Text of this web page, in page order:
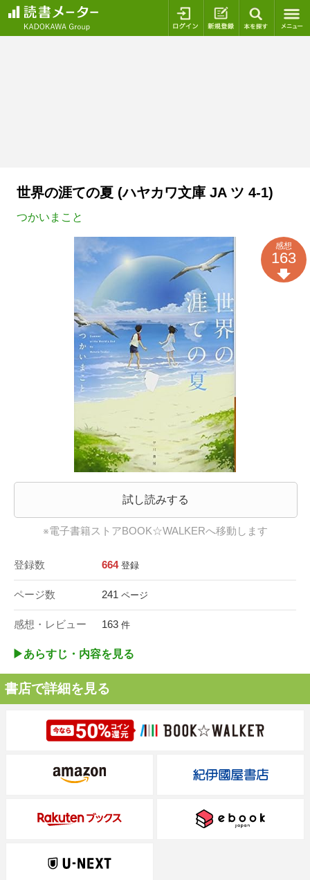
ログイン 新規登録
世界の涯ての夏 (ハヤカワ文庫 JA ツ 4-1)
つかいまこと
試し読みする
※電子書籍ストアBOOK☆WALKERへ移動します
登録数 664 登録
ページ数 241 ページ
感想・レビュー 163 件
感想
163
▶︎あらすじ・内容を見る
書店で詳細を見る